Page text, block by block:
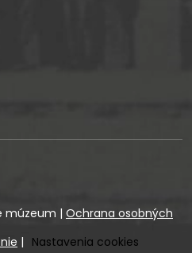
múzeum | Ochrana osobných
| Nastavenia cookies